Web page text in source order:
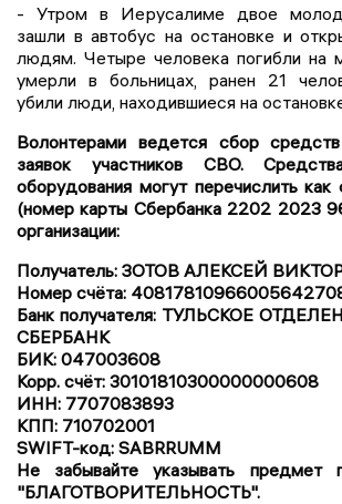
- Утром в Иерусалиме двое
зашли в автобус на остановке и
людям. Четыре человека погибли на
умерли в больницах, ранен 21
убили люди, находившиеся на
Волонтерами ведется сбор
заявок участников СВО.
оборудования могут перечислить как
(номер карты Сбербанка 2202 2023
организации:
Получатель: ЗОТОВ АЛЕКСЕЙ
Номер счёта:
Банк получателя: ТУЛЬСКОЕ
СБЕРБАНК
БИК: 047003608
Корр. счёт: 30101810300000000608
ИНН: 7707083893
КПП: 710702001
SWIFT-код: SABRRUMM
Не забывайте указывать предмет
"БЛАГОТВОРИТЕЛЬНОСТЬ".